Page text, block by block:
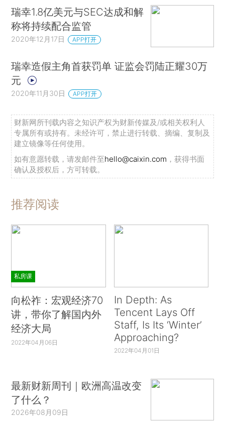
瑞幸1.8亿美元与SEC达成和解
称将持续配合监管
2020年12月17日 APP打开
瑞幸造假主角首获罚单 证监会罚陆正耀30万
元
2020年11月30日 APP打开
财新网所刊载内容之知识产权为财新传媒及/或相关权利人
专属所有或持有。未经许可，禁止进行转载、摘编、复制及
建立镜像等任何使用。
如有意愿转载，请发邮件至hello@caixin.com ，获得书面
确认及授权后，方可转载。
推荐阅读
私房课
向松祚：宏观经济70
讲，带你了解国内外
经济大局
2022年04月06日
In Depth: As
Tencent Lays Off
Staff, Is Its ‘Winter’
Approaching?
2022年04月01日
最新财新周刊｜欧洲高温改变
了什么？
2026年08月09日